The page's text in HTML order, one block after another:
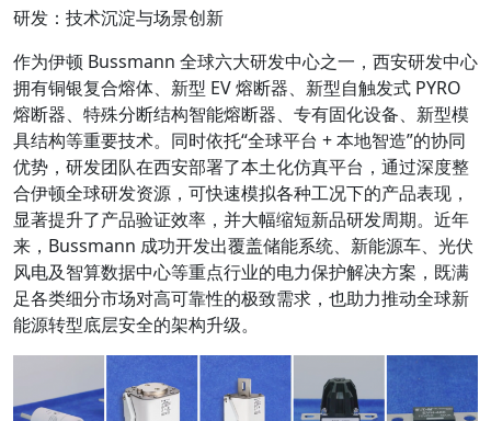
研发：技术沉淀与场景创新
作为伊顿 Bussmann 全球六大研发中心之一，西安研发中心
拥有铜银复合熔体、新型 EV 熔断器、新型自触发式 PYRO
熔断器、特殊分断结构智能熔断器、专有固化设备、新型模
具结构等重要技术。同时依托“全球平台 + 本地智造”的协同
优势，研发团队在西安部署了本土化仿真平台，通过深度整
合伊顿全球研发资源，可快速模拟各种工况下的产品表现，
显著提升了产品验证效率，并大幅缩短新品研发周期。近年
来，Bussmann 成功开发出覆盖储能系统、新能源车、光伏
风电及智算数据中心等重点行业的电力保护解决方案，既满
足各类细分市场对高可靠性的极致需求，也助力推动全球新
能源转型底层安全的架构升级。